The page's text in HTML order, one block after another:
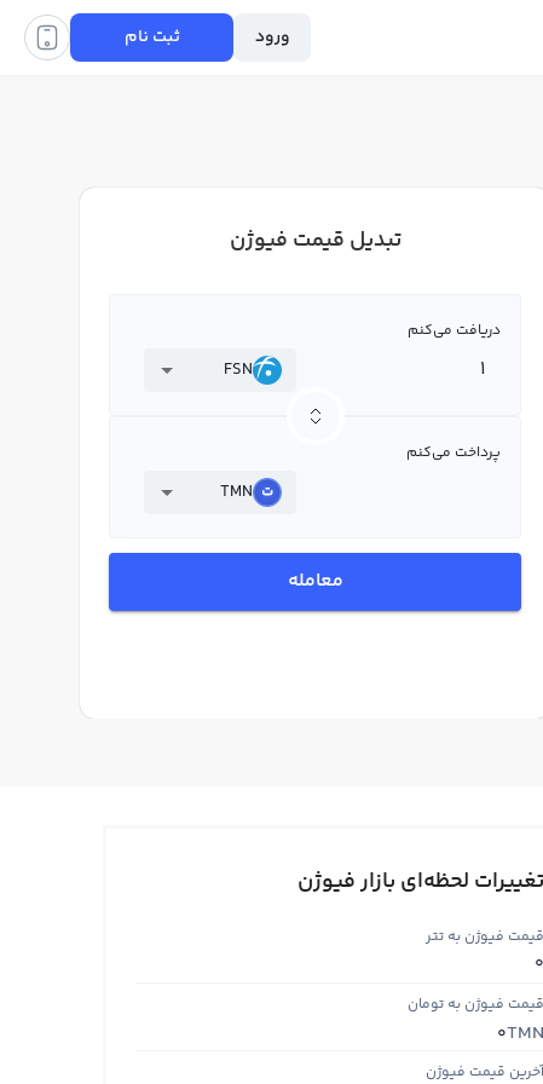
ورود ثبت نام
تبدیل قیمت فیوژن
دریافت می‌کنم
FSN
پرداخت می‌کنم
TMN
معامله
تغییرات لحظه‌ای بازار فیوژن
قیمت فیوژن به تتر
0
قیمت فیوژن به تومان
TMN
0
آخرین قیمت فیوژن